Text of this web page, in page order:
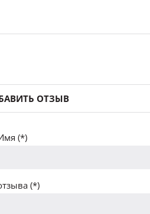
ОТЗЫВ
(*)
(*)